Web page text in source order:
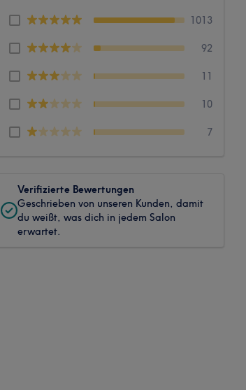
1013
92
11
10
7
Verifizierte Bewertungen
Geschrieben von unseren Kunden, damit
du weißt, was dich in jedem Salon
erwartet.